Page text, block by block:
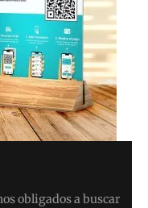
obligados a buscar